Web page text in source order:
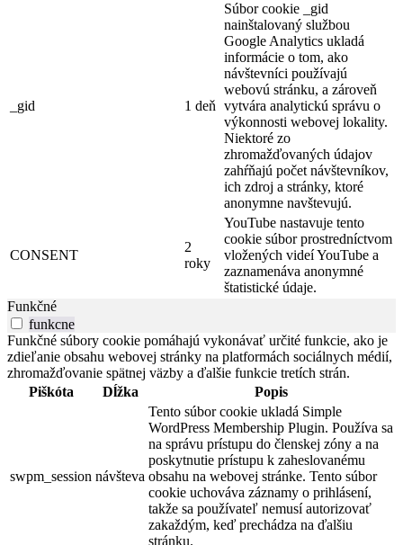
_gid 1 deň
Súbor cookie _gid
nainštalovaný službou
Google Analytics ukladá
informácie o tom, ako
návštevníci používajú
webovú stránku, a zároveň
vytvára analytickú správu o
výkonnosti webovej lokality.
Niektoré zo
zhromažďovaných údajov
zahŕňajú počet návštevníkov,
ich zdroj a stránky, ktoré
anonymne navštevujú.
CONSENT
2
roky
YouTube nastavuje tento
cookie súbor prostredníctvom
vložených videí YouTube a
zaznamenáva anonymné
štatistické údaje.
Funkčné
funkcne
Funkčné súbory cookie pomáhajú vykonávať určité funkcie, ako je
zdieľanie obsahu webovej stránky na platformách sociálnych médií,
zhromažďovanie spätnej väzby a ďalšie funkcie tretích strán.
Piškóta
Dĺžka Popis
swpm_session návšteva
Tento súbor cookie ukladá Simple
WordPress Membership Plugin. Používa sa
na správu prístupu do členskej zóny a na
poskytnutie prístupu k zaheslovanému
obsahu na webovej stránke. Tento súbor
cookie uchováva záznamy o prihlásení,
takže sa používateľ nemusí autorizovať
zakaždým, keď prechádza na ďalšiu
stránku.